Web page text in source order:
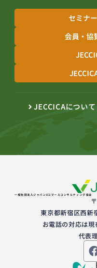
セミナ
会員・協
JECCICAについて
一般社団法人ジャパンEコマースコンサルティング協会
東京都新宿区西新
お電話の対応は現
代表